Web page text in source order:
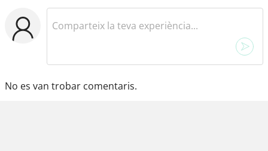
No es van trobar comentaris.